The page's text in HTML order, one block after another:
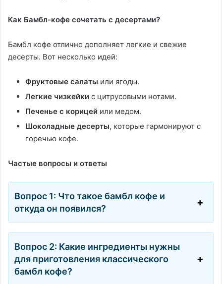
Как Бамбл-кофе сочетать с десертами?
Бамбл кофе отлично дополняет легкие и свежие
десерты. Вот несколько идей:
Фруктовые салаты или ягоды.
Легкие чизкейки с цитрусовыми нотами.
Печенье с корицей или медом.
Шоколадные десерты, которые гармонируют с
горечью кофе.
Частые вопросы и ответы
Вопрос 1: Что такое бамбл кофе и
откуда он появился?
Вопрос 2: Какие ингредиенты нужны
для приготовления классического
бамбл кофе?